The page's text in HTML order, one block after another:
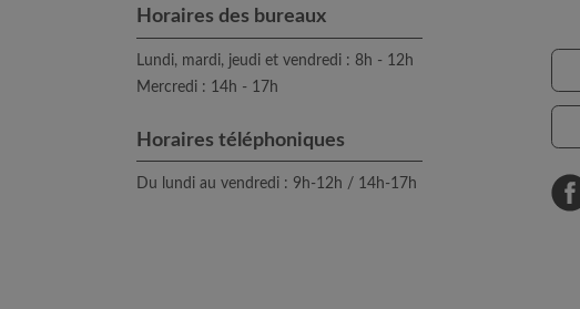
Horaires des bureaux
Lundi, mardi, jeudi et vendredi : 8h - 12h
Mercredi : 14h - 17h
Horaires téléphoniques
Du lundi au vendredi : 9h-12h / 14h-17h